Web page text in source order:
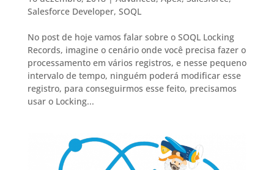
Salesforce Developer, SOQL
No post de hoje vamos falar sobre o SOQL Locking
Records, imagine o cenário onde você precisa fazer o
processamento em vários registros, e nesse pequeno
intervalo de tempo, ninguém poderá modificar esse
registro, para conseguirmos esse feito, precisamos
usar o Locking...